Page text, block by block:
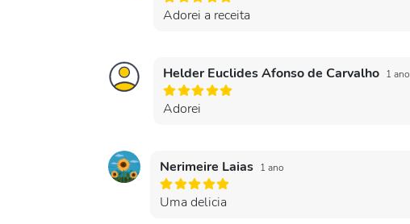
Adorei a receita
Helder Euclides Afonso de Carvalho 1 ano
Adorei
Nerimeire Laias 1 ano
Uma delicia